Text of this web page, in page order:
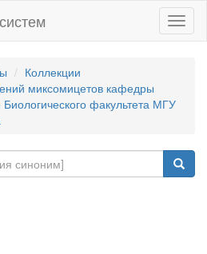
Коллекции
миксомицетов кафедры
факультета МГУ